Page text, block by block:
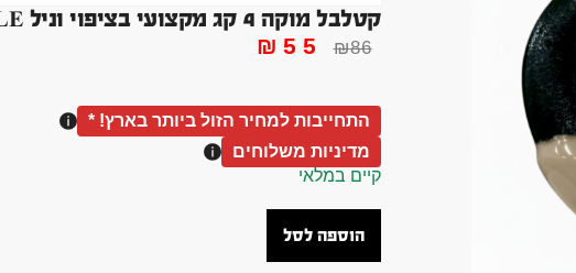
קטלבל מוקה 4 קג מקצועי בציפוי וניל KATTELBELL VANILLE
₪86
₪55
התחייבות למחיר הזול ביותר בארץ! *
מדיניות משלוחים
קיים במלאי
הוספה לסל